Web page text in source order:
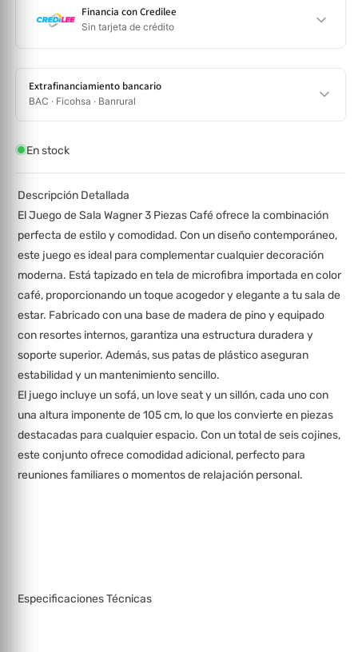
Financia con Credilee
Sin tarjeta de crédito
Extrafinanciamiento bancario
BAC · Ficohsa · Banrural
En stock
Descripción Detallada
El Juego de Sala Wagner 3 Piezas Café ofrece la combinación
perfecta de estilo y comodidad. Con un diseño contemporáneo,
este juego es ideal para complementar cualquier decoración
moderna. Está tapizado en tela de microfibra importada en color
café, proporcionando un toque acogedor y elegante a tu sala de
estar. Fabricado con una base de madera de pino y equipado
con resortes internos, garantiza una estructura duradera y
soporte superior. Además, sus patas de plástico aseguran
estabilidad y un mantenimiento sencillo.
El juego incluye un sofá, un love seat y un sillón, cada uno con
una altura imponente de 105 cm, lo que los convierte en piezas
destacadas para cualquier espacio. Con un total de seis cojines,
este conjunto ofrece comodidad adicional, perfecto para
reuniones familiares o momentos de relajación personal.
Especificaciones Técnicas